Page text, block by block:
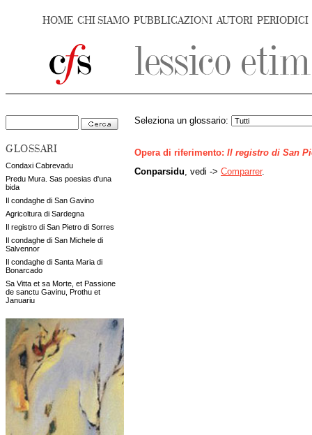
HOME CHI SIAMO PUBBLICAZIONI AUTORI PERIODICI
GLOSSARI
Condaxi Cabrevadu
Predu Mura. Sas poesias d'una
bida
Il condaghe di San Gavino
Agricoltura di Sardegna
Il registro di San Pietro di Sorres
Il condaghe di San Michele di
Salvennor
Il condaghe di Santa Maria di
Bonarcado
Sa Vitta et sa Morte, et Passione
de sanctu Gavinu, Prothu et
Januariu
Seleziona un glossario:
Opera di riferimento: Il registro di San
Conparsidu , vedi -> Comparrer.